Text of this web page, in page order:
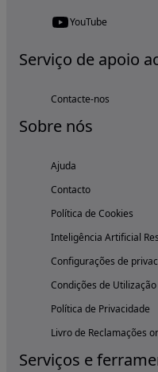
YouTube
Serviço de apoio
Contacte-nos
Sobre nós
Ajuda
Contacto
Política de Cookies
Inteligência Artificial
Configurações de
Condições de Utilização
Política de Privacidade
Livro de Reclamações
Serviços e